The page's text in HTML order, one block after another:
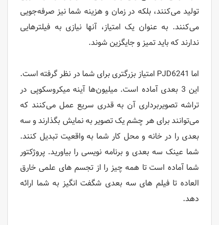
تولید می‌کنند، بلکه در زمان و هزینه شما نیز صرفه‌جویی
می‌کنند. به عنوان یک امتیاز، آنها نیازی به فیلترهایی
ندارند که باید تمیز و جایگزین شوند.
اما PJD6241 امتیاز بزرگتری برای شما در نظر گرفته است.
این 3 بعدی آماده است. میلیون‌ها آینه میکروسکوپی در
تراشه تصویربرداری آن به قدری سریع عمل می‌کنند که
می‌توانند برای هر چشم یک تصویر به نمایش بگذارند و سه
بعدی را در خانه و محل کار شما به واقعیت تبدیل کنند.
شما عینک سه بعدی و برنامه نویسی را بیاورید. پروژکتور
شما آماده است تا همه چیز را از تجسم های علمی خارق
العاده تا فیلم های سه بعدی شگفت انگیز به شما ارائه
دهد.